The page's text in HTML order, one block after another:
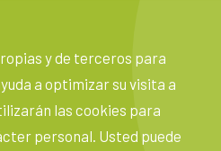
y de terceros para
a optimizar su visita a
las cookies para
personal. Usted puede